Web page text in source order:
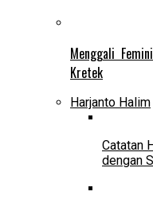
Menggali
Kretek
Harjanto Halim
Catatan
dengan